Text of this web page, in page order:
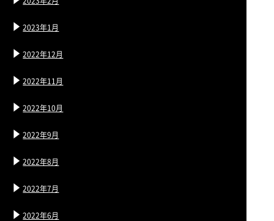
2023年1月
2022年12月
2022年11月
2022年10月
2022年9月
2022年8月
2022年7月
2022年6月